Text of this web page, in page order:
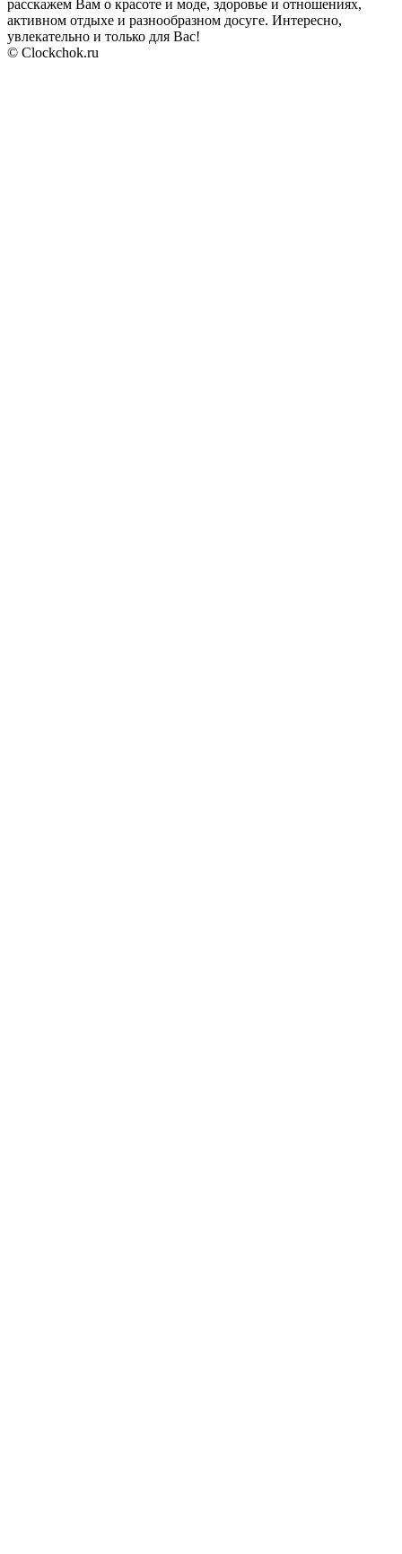
расскажем Вам о красоте и моде, здоровье и отношениях,
активном отдыхе и разнообразном досуге. Интересно,
увлекательно и только для Вас!
© Clockchok.ru